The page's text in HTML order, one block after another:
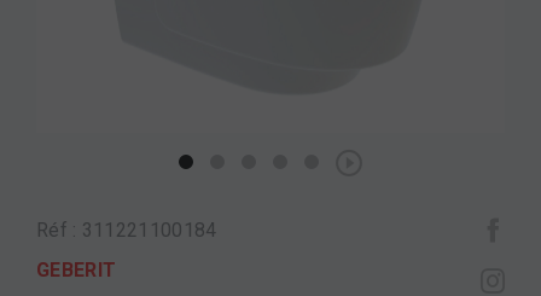
Réf : 311221100184
GEBERIT